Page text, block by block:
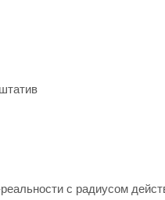
с радиусом